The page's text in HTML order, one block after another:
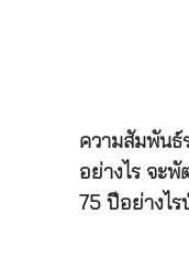
ความสัมพันธ์
อย่างไร จะ
75 ปีอย่างไ